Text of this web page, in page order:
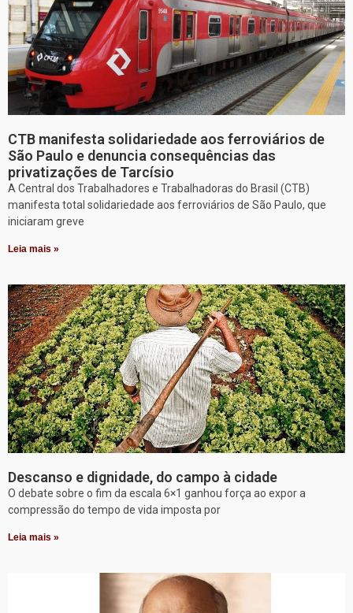
CTB manifesta solidariedade aos ferroviários de
São Paulo e denuncia consequências das
privatizações de Tarcísio
A Central dos Trabalhadores e Trabalhadoras do Brasil (CTB)
manifesta total solidariedade aos ferroviários de São Paulo, que
iniciaram greve
Leia mais »
Descanso e dignidade, do campo à cidade
O debate sobre o fim da escala 6×1 ganhou força ao expor a
compressão do tempo de vida imposta por
Leia mais »